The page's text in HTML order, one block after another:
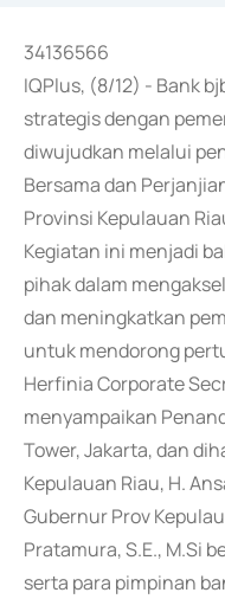
34136566
IQPlus, (8/12) - Bank
strategis dengan
diwujudkan melalui
Bersama dan
Provinsi Kepulauan
Kegiatan ini menjadi
pihak dalam
dan meningkatkan
untuk mendorong
Herfinia Corporate
menyampaikan
Tower, Jakarta, dan
Kepulauan Riau, H.
Gubernur Prov
Pratamura, S.E., M.Si
serta para pimpinan